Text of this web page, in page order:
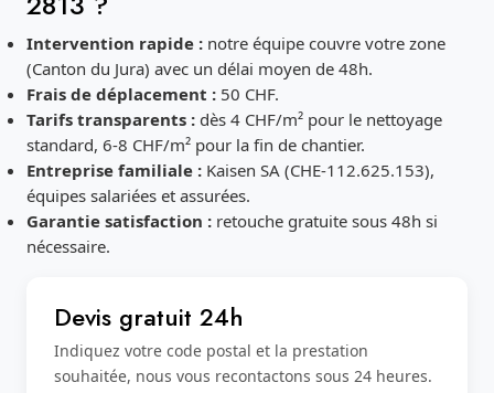
Intervention rapide :notre équipe couvre votre zone
(Canton du Jura) avec un délai moyen de 48h.
Frais de déplacement :50 CHF.
Tarifs transparents :dès 4 CHF/m² pour le nettoyage
standard, 6-8 CHF/m² pour la fin de chantier.
Entreprise familiale :Kaisen SA (CHE-112.625.153),
équipes salariées et assurées.
Garantie satisfaction :retouche gratuite sous 48h si
nécessaire.
Devis gratuit 24h
Indiquez votre code postal et la prestation
souhaitée, nous vous recontactons sous 24 heures.